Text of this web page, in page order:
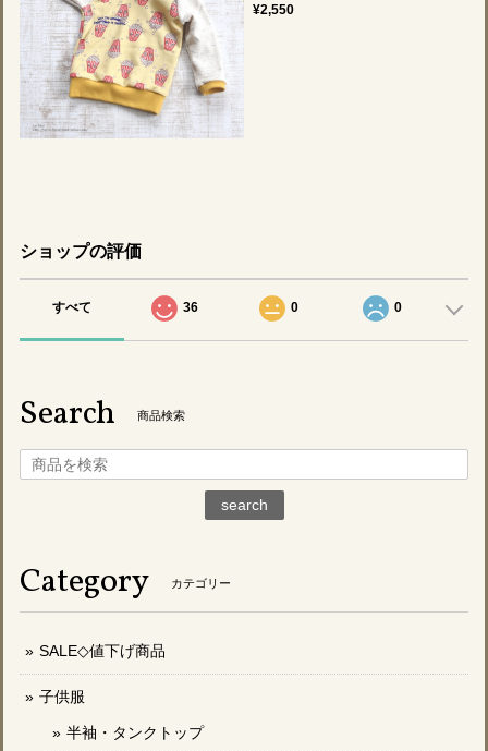
¥2,550
ショップの評価
すべて 36 0 0
Search 商品検索
search
Category カテゴリー
SALE◇値下げ商品
子供服
半袖・タンクトップ